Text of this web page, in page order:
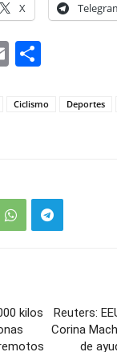
X
Email
Ciclismo Deportes
kilos
Reuters:
Corina
de